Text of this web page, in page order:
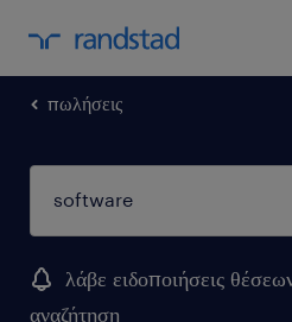
πωλήσεις
λάβε ειδοποιήσεις
αναζήτηση